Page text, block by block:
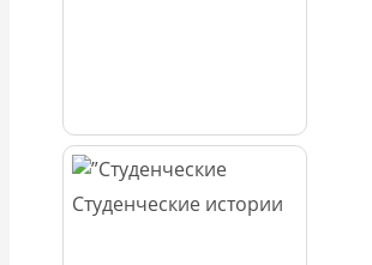
Студенческие истории